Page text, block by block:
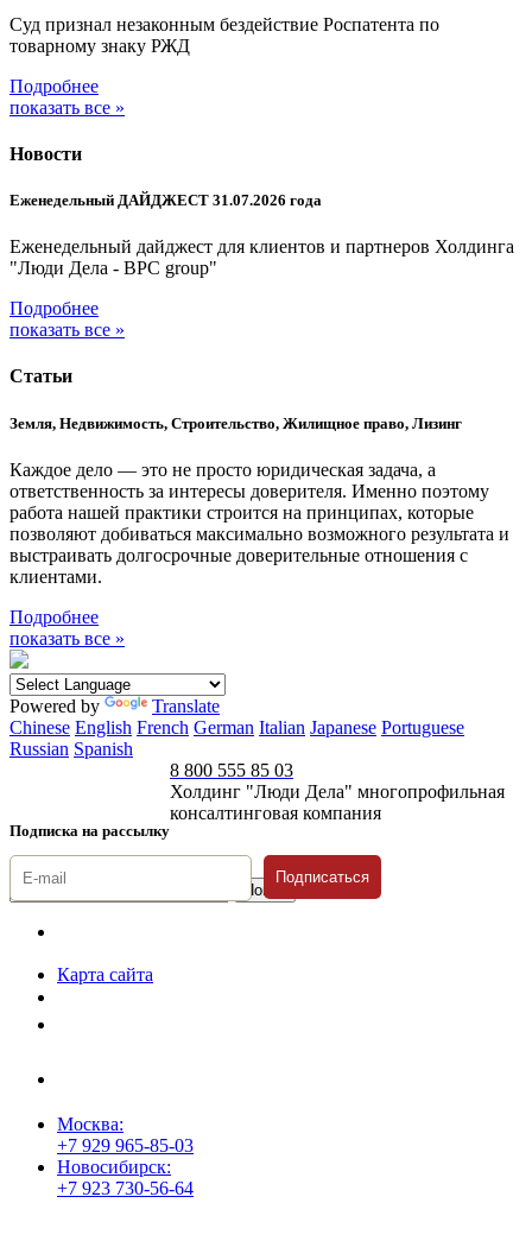
Суд признал незаконным бездействие Роспатента по
товарному знаку РЖД
Подробнее
показать все »
Новости
Еженедельный ДАЙДЖЕСТ 31.07.2026 года
Еженедельный дайджест для клиентов и партнеров Холдинга
"Люди Дела - BPC group"
Подробнее
показать все »
Статьи
Земля, Недвижимость, Строительство, Жилищное право, Лизинг
Каждое дело — это не просто юридическая задача, а
ответственность за интересы доверителя. Именно поэтому
работа нашей практики строится на принципах, которые
позволяют добиваться максимально возможного результата и
выстраивать долгосрочные доверительные отношения с
клиентами.
Подробнее
показать все »
Powered by
Translate
Chinese English French German Italian Japanese Portuguese
Russian Spanish
Подписка на рассылку
8 800 555 85 03
Холдинг "Люди Дела" многопрофильная
консалтинговая компания
Подписаться
Карта сайта
Москва:
+7 929 965-85-03
Новосибирск:
+7 923 730-56-64